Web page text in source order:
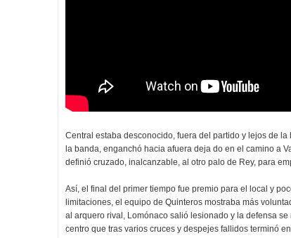
Central estaba desconocido, fuera del partido y lejos de
la banda, enganchó hacia afuera deja do en el camino a
definió cruzado, inalcanzable, al otro palo de Rey, para
Así, el final del primer tiempo fue premio para el local y
limitaciones, el equipo de Quinteros mostraba más
al arquero rival, Lomónaco salió lesionado y la defensa
centro que tras varios cruces y despejes fallidos terminó